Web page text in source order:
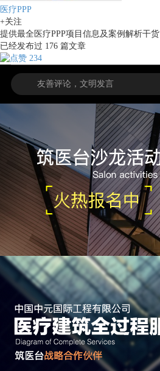
医疗PPP
+关注
提供最全医疗PPP项目信息及案例解析干货
已经发布过 176 篇文章
234